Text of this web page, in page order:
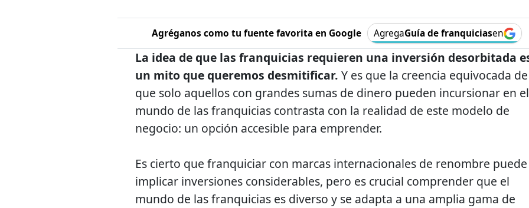
Agréganos como tu fuente favorita en Google AgregaGuía de franquiciasen
La idea de que las franquicias requieren una inversión desorbitada
un mito que queremos desmitificar. Y es que la creencia equivocada de
que solo aquellos con grandes sumas de dinero pueden incursionar en el
mundo de las franquicias contrasta con la realidad de este modelo de
negocio: un opción accesible para emprender.
Es cierto que franquiciar con marcas internacionales de renombre puede
implicar inversiones considerables, pero es crucial comprender que el
mundo de las franquicias es diverso y se adapta a una amplia gama de